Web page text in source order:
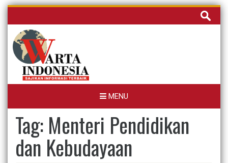
Skip
content
Cari
untuk:
MENU
Tag: Menteri Pendidikan
dan Kebudayaan